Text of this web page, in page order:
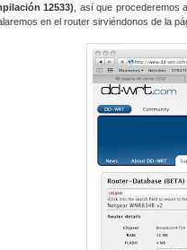
12533)
, así que
en el router sirviéndonos de la